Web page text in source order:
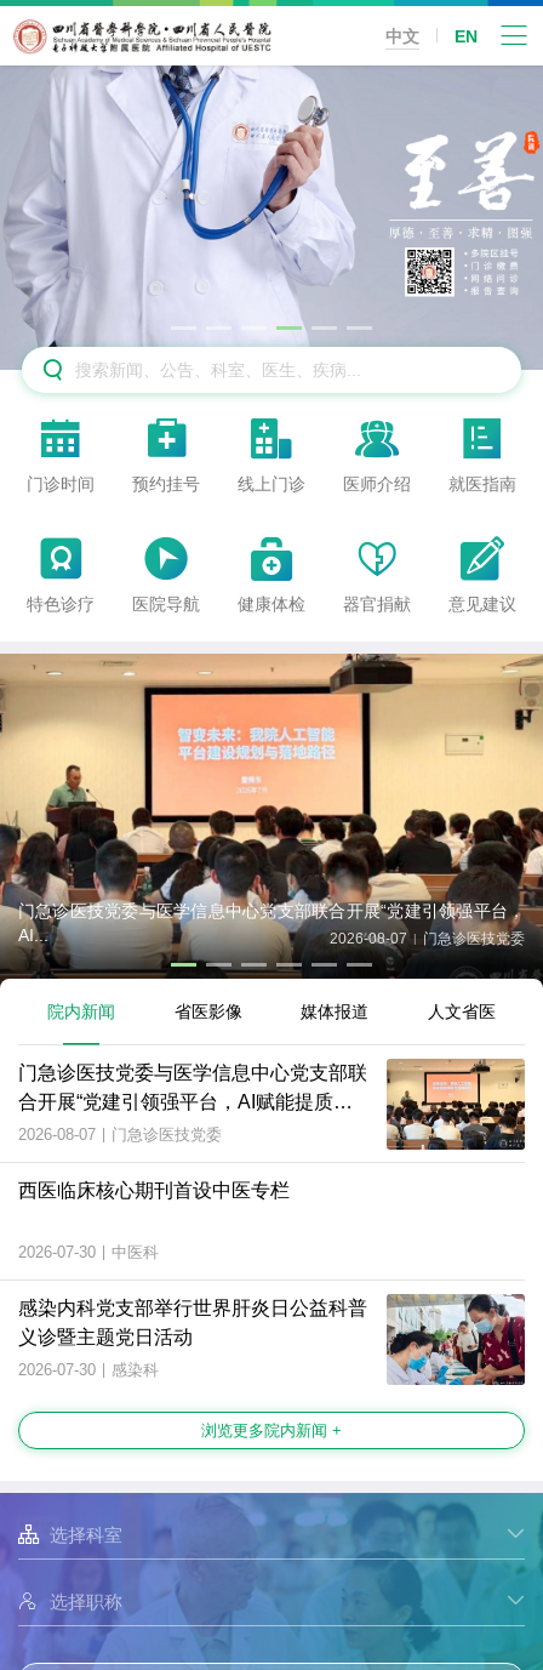
中文 EN


门诊时间

预约挂号

线上门诊

医师介绍

就医指南

特色诊疗

医院导航

健康体检

器官捐献

意见建议
门急诊医技党委与医学信息中心党支部联合开展“党建引领强平台，
AI...
2026-08-07 | 门急诊医技党委
院内新闻 省医影像 媒体报道 人文省医
门急诊医技党委与医学信息中心党支部联
合开展“党建引领强平台，AI赋能提质
效”主题党日活动
2026-08-07 | 门急诊医技党委
西医临床核心期刊首设中医专栏
2026-07-30 | 中医科
感染内科党支部举行世界肝炎日公益科普
义诊暨主题党日活动
2026-07-30 | 感染科
浏览更多院内新闻 +

